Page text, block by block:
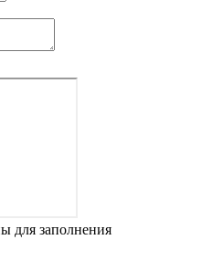
для заполнения